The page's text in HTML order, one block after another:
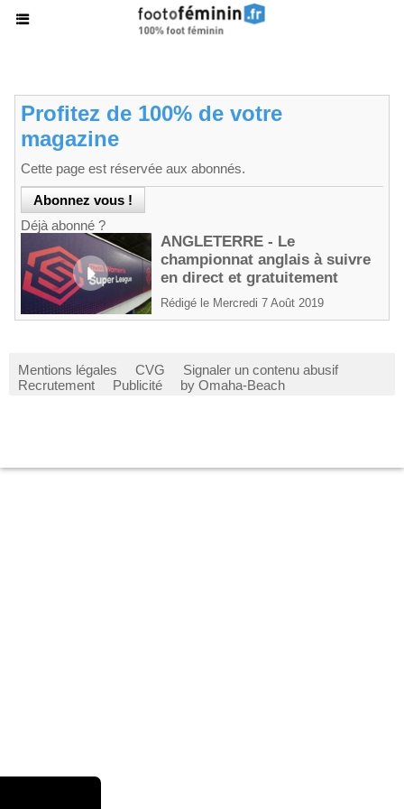
Profitez de 100% de votre
magazine
Cette page est réservée aux abonnés.
Déjà abonné ?
ANGLETERRE - Le
championnat anglais à suivre
en direct et gratuitement
Rédigé le Mercredi 7 Août 2019
Mentions légales CVG
Signaler un contenu abusif
Recrutement
Publicité by Omaha-Beach